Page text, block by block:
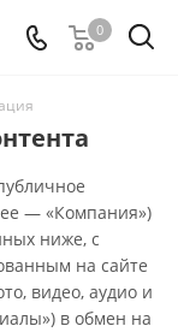
0
— «Компания»)
ниже, с
на сайте
видео, аудио и
в обмен на